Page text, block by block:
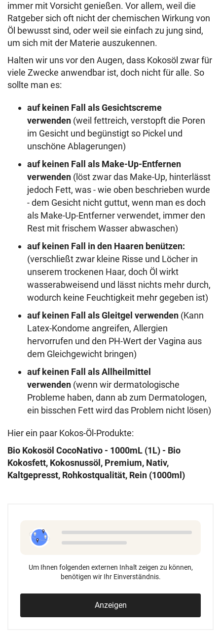
immer mit Vorsicht genießen. Vor allem, weil die
Ratgeber sich oft nicht der chemischen Wirkung von
Öl bewusst sind, oder weil sie einfach zu jung sind,
um sich mit der Materie auszukennen.
Halten wir uns vor den Augen, dass Kokosöl zwar für
viele Zwecke anwendbar ist, doch nicht für alle. So
sollte man es:
auf keinen Fall als Gesichtscreme
verwenden (weil fettreich, verstopft die Poren
im Gesicht und begünstigt so Pickel und
unschöne Ablagerungen)
auf keinen Fall als Make-Up-Entfernen
verwenden (löst zwar das Make-Up, hinterlässt
jedoch Fett, was - wie oben beschrieben wurde
- dem Gesicht nicht guttut, wenn man es doch
als Make-Up-Entferner verwendet, immer den
Rest mit frischem Wasser abwaschen)
auf keinen Fall in den Haaren benützen:
(verschließt zwar kleine Risse und Löcher in
unserem trockenen Haar, doch Öl wirkt
wasserabweisend und lässt nichts mehr durch,
wodurch keine Feuchtigkeit mehr gegeben ist)
auf keinen Fall als Gleitgel verwenden (Kann
Latex-Kondome angreifen, Allergien
hervorrufen und den PH-Wert der Vagina aus
dem Gleichgewicht bringen)
auf keinen Fall als Allheilmittel
verwenden (wenn wir dermatologische
Probleme haben, dann ab zum Dermatologen,
ein bisschen Fett wird das Problem nicht lösen)
Hier ein paar Kokos-Öl-Produkte:
Bio Kokosöl CocoNativo - 1000mL (1L) - Bio
Kokosfett, Kokosnussöl, Premium, Nativ,
Kaltgepresst, Rohkostqualität, Rein (1000ml)
Um Ihnen folgenden externen Inhalt zeigen zu können,
benötigen wir Ihr Einverständnis.
Anzeigen